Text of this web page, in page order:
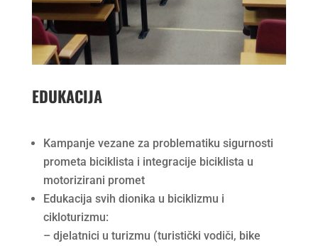
EDUKACIJA
Kampanje vezane za problematiku sigurnosti
prometa biciklista i integracije biciklista u
motorizirani promet
Edukacija svih dionika u biciklizmu i
cikloturizmu:
– djelatnici u turizmu (turistički vodiči, bike